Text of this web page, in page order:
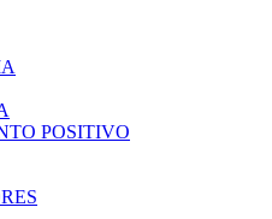
POSITIVO